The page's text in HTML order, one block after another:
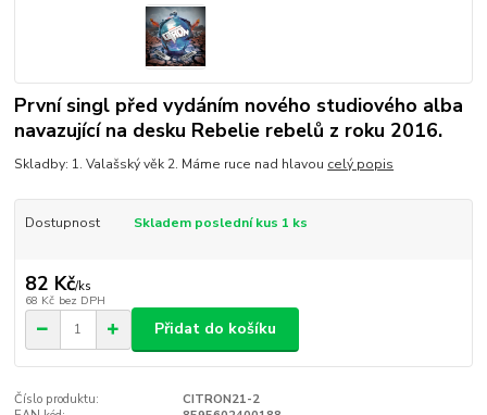
První singl před vydáním nového studiového alba
navazující na desku Rebelie rebelů z roku 2016.
Skladby: 1. Valašský věk 2. Máme ruce nad hlavou celý popis
Dostupnost Skladem poslední kus 1 ks
82 Kč/ks
68 Kč bez DPH
Přidat do košíku
Číslo produktu:
CITRON21-2